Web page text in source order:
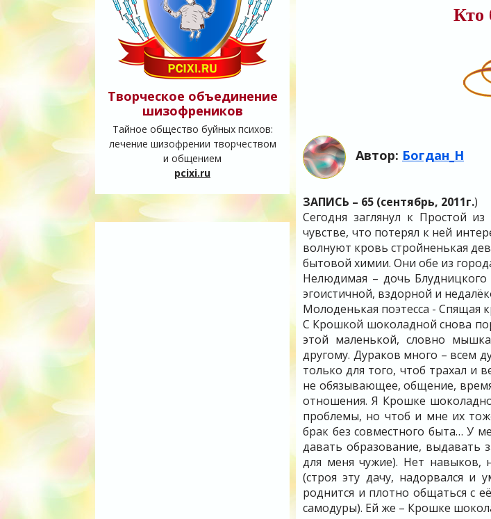
Творческое объединение
шизофреников
Тайное общество буйных психов:
лечение шизофрении творчеством
и общением
pcixi.ru
Кто
Автор: Богдан_Н
ЗАПИСЬ – 65 (сентябрь, 2011г.)
Сегодня заглянул к Простой
чувстве, что потерял к ней
волнуют кровь стройненькая
бытовой химии. Они обе из
Нелюдимая – дочь
эгоистичной, вздорной и
Молоденькая поэтесса - Спящая
С Крошкой шоколадной снова
этой маленькой, словно
другому. Дураков много – всем
только для того, чтоб трахал и
не обязывающее, общение,
отношения. Я Крошке
проблемы, но чтоб и мне их
брак без совместного быта… У
давать образование, выдавать
для меня чужие). Нет навыков,
(строя эту дачу, надорвался
роднится и плотно общаться с
самодуры). Ей же – Крошке